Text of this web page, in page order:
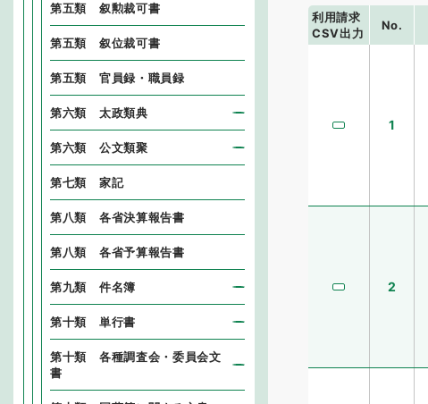
利用請求
CSV出力
No.
1
2
第五類 叙勲裁可書
第五類 叙位裁可書
第五類 官員録・職員録
第六類 太政類典
第六類 公文類聚
第七類 家記
第八類 各省決算報告書
第八類 各省予算報告書
第九類 件名簿
第十類 単行書
第十類 各種調査会・委員会文
書